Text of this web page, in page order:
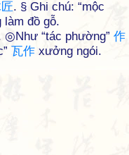
匠. § Ghi chú: “mộc
đồ gỗ.
◎Như “tác phường” 作
瓦作 xưởng ngói.